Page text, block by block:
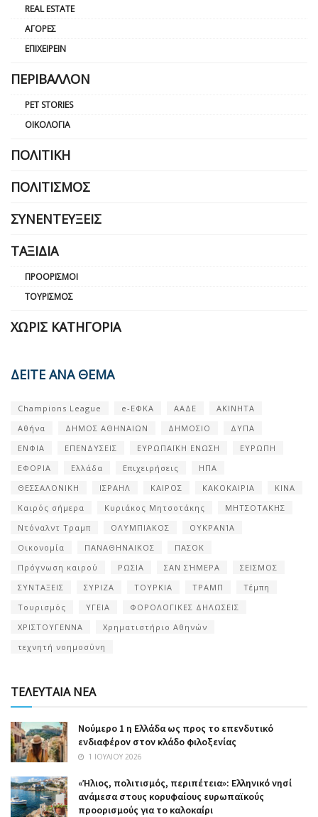
REAL ESTATE
ΑΓΟΡΈΣ
ΕΠΙΧΕΙΡΕΊΝ
ΠΕΡΙΒΆΛΛΟΝ
PET STORIES
ΟΙΚΟΛΟΓΊΑ
ΠΟΛΙΤΙΚΉ
ΠΟΛΙΤΙΣΜΌΣ
ΣΥΝΕΝΤΕΎΞΕΙΣ
ΤΑΞΊΔΙΑ
ΠΡΟΟΡΙΣΜΟΊ
ΤΟΥΡΙΣΜΌΣ
ΧΩΡΊΣ ΚΑΤΗΓΟΡΊΑ
ΔΕΙΤΕ ΑΝΑ ΘΕΜΑ
Champions League e-ΕΦΚΑ ΑΑΔΕ
ΑΚΙΝΗΤΑ
Αθήνα
ΔΗΜΟΣ ΑΘΗΝΑΙΩΝ ΔΗΜΟΣΙΟ
ΔΥΠΑ
ΕΝΦΙΑ
ΕΠΕΝΔΥΣΕΙΣ ΕΥΡΩΠΑΪΚΗ ΕΝΩΣΗ
ΕΥΡΩΠΗ
ΕΦΟΡΙΑ
Ελλάδα Επιχειρήσεις
ΗΠΑ
ΘΕΣΣΑΛΟΝΙΚΗ
ΙΣΡΑΗΛ ΚΑΙΡΟΣ ΚΑΚΟΚΑΙΡΙΑ
ΚΙΝΑ
Καιρός σήμερα
Κυριάκος Μητσοτάκης
ΜΗΤΣΟΤΑΚΗΣ
Ντόναλντ Τραμπ
ΟΛΥΜΠΙΑΚΟΣ
ΟΥΚΡΑΝΊΑ
Οικονομία
ΠΑΝΑΘΗΝΑΙΚΟΣ
ΠΑΣΟΚ
Πρόγνωση καιρού
ΡΩΣΙΑ ΣΑΝ ΣΉΜΕΡΑ
ΣΕΙΣΜΟΣ
ΣΥΝΤΑΞΕΙΣ
ΣΥΡΙΖΑ ΤΟΥΡΚΙΑ ΤΡΑΜΠ
Τέμπη
Τουρισμός
ΥΓΕΙΑ
ΦΟΡΟΛΟΓΙΚΕΣ ΔΗΛΩΣΕΙΣ
ΧΡΙΣΤΟΥΓΕΝΝΑ
Χρηματιστήριο Αθηνών
τεχνητή νοημοσύνη
ΤΕΛΕΥΤΑΙΑ ΝΕΑ
Nούμερο 1 η Ελλάδα ως προς το επενδυτικό
ενδιαφέρον στον κλάδο φιλοξενίας
1 ΙΟΥΛΊΟΥ 2026
«Ήλιος, πολιτισμός, περιπέτεια»: Ελληνικό νησί
ανάμεσα στους κορυφαίους ευρωπαϊκούς
προορισμούς για το καλοκαίρι